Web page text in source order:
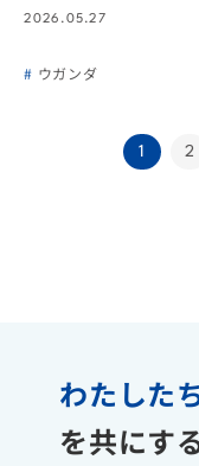
2026.05.27
ウガンダ
1 2
わたした
を共にす